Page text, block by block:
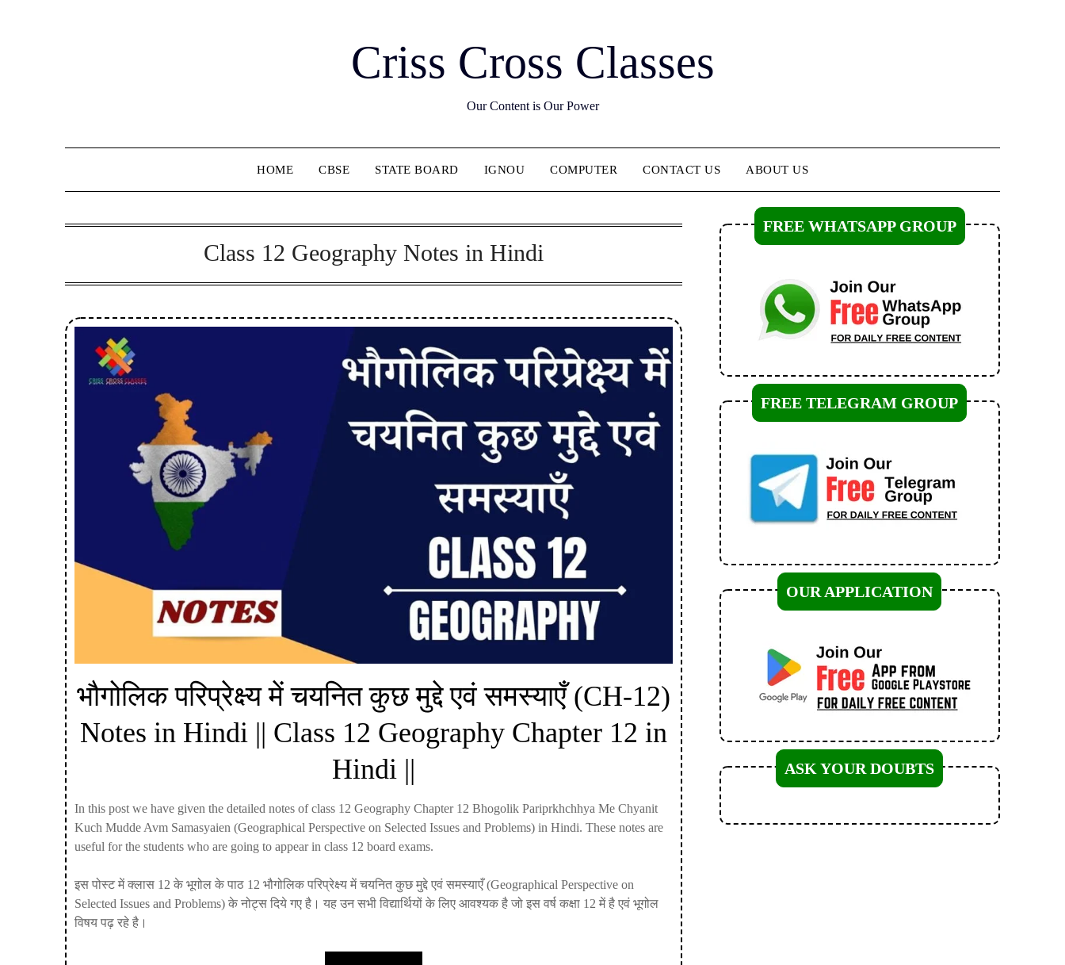
Criss Cross Classes
Our Content is Our Power
HOME CBSE STATE BOARD IGNOU COMPUTER CONTACT US ABOUT US
Class 12 Geography Notes in Hindi
भौगोलिक परिप्रेक्ष्य में चयनित कुछ मुद्दे एवं समस्याएँ (CH-12)
Notes in Hindi || Class 12 Geography Chapter 12 in
Hindi ||
In this post we have given the detailed notes of class 12 Geography Chapter 12 Bhogolik Pariprkhchhya Me Chyanit
Kuch Mudde Avm Samasyaien (Geographical Perspective on Selected Issues and Problems) in Hindi. These notes are
useful for the students who are going to appear in class 12 board exams.
इस पोस्ट में क्लास 12 के भूगोल के पाठ 12 भौगोलिक परिप्रेक्ष्य में चयनित कुछ मुद्दे एवं समस्याएँ (Geographical Perspective on
Selected Issues and Problems) के नोट्स दिये गए है। यह उन सभी विद्यार्थियों के लिए आवश्यक है जो इस वर्ष कक्षा 12 में है एवं भूगोल
विषय पढ़ रहे है।
FREE WHATSAPP GROUP
FREE TELEGRAM GROUP
OUR APPLICATION
ASK YOUR DOUBTS